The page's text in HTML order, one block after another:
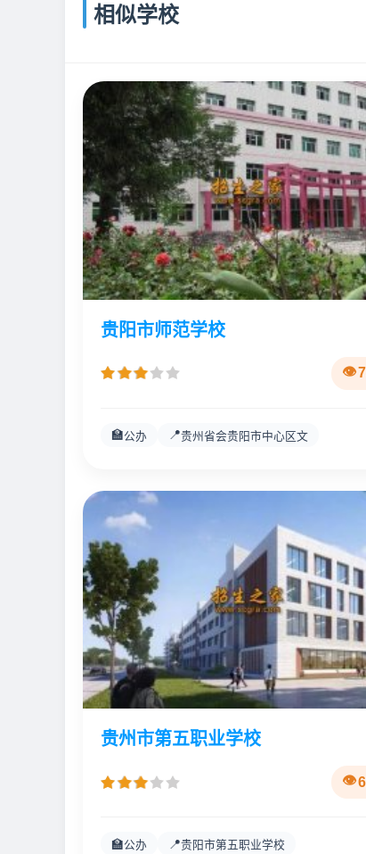
相似学校
贵阳市师范学校
🏫公办 📍贵州省会贵阳市中心区文
贵州市第五职业学校
🏫公办 📍贵阳市第五职业学校